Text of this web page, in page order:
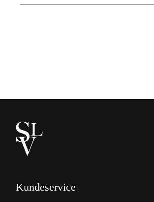
Kundeservice